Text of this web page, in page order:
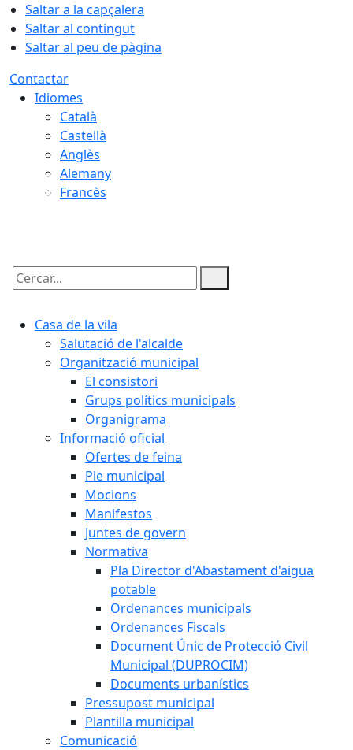
Saltar a la capçalera
Saltar al contingut
Saltar al peu de pàgina
Contactar
Idiomes
Català
Castellà
Anglès
Alemany
Francès
Cercar:
Casa de la vila
Salutació de l'alcalde
Organització municipal
El consistori
Grups polítics municipals
Organigrama
Informació oficial
Ofertes de feina
Ple municipal
Mocions
Manifestos
Juntes de govern
Normativa
Pla Director d'Abastament d'aigua
potable
Ordenances municipals
Ordenances Fiscals
Document Únic de Protecció Civil
Municipal (DUPROCIM)
Documents urbanístics
Pressupost municipal
Plantilla municipal
Comunicació